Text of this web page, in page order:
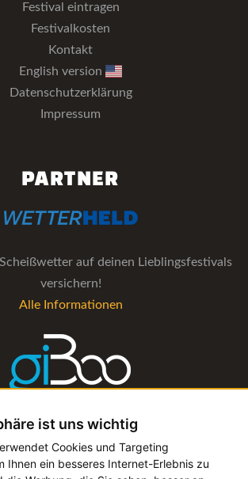
ist uns wichtig
Cookies und Targeting
Ihnen ein besseres Internet-Erlebnis zu
Festival eintragen
Festivalkosten
Kontakt
English version
Datenschutzerklärung
Impressum
PARTNER
auf deinen Lieblingsfestivals
versichern!
Alle Informationen
Software für alle Künstler- und
Bookingagenturen